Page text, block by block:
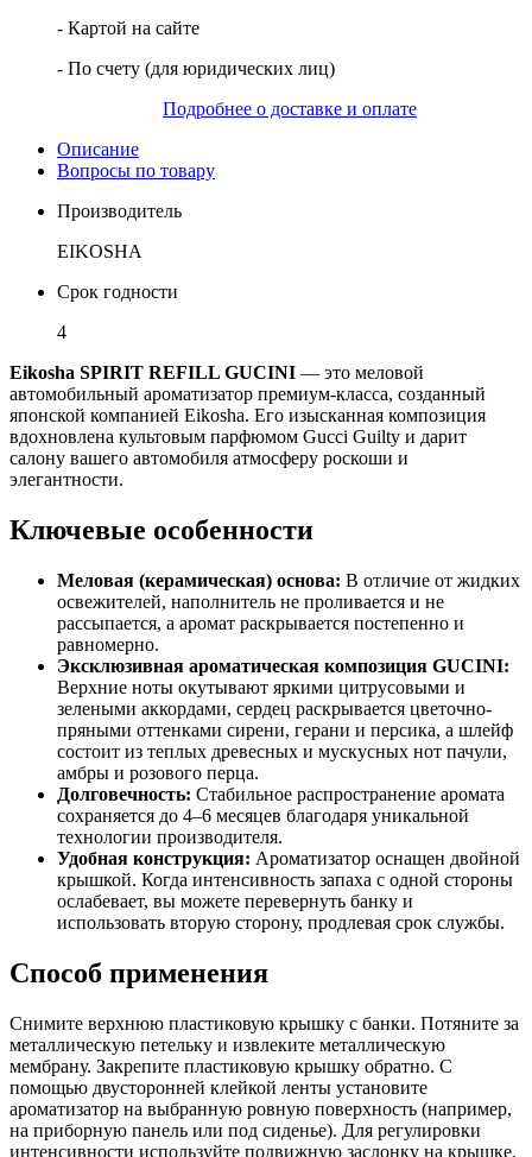
- Картой на сайте
- По счету (для юридических лиц)
Подробнее о доставке и оплате
Описание
Вопросы по товару
Производитель
EIKOSHA
Срок годности
4
Eikosha SPIRIT REFILL GUCINI — это меловой
автомобильный ароматизатор премиум-класса, созданный
японской компанией Eikosha. Его изысканная композиция
вдохновлена культовым парфюмом Gucci Guilty и дарит
салону вашего автомобиля атмосферу роскоши и
элегантности.
Ключевые особенности
Меловая (керамическая) основа: В отличие от жидких
освежителей, наполнитель не проливается и не
рассыпается, а аромат раскрывается постепенно и
равномерно.
Эксклюзивная ароматическая композиция GUCINI:
Верхние ноты окутывают яркими цитрусовыми и
зелеными аккордами, сердец раскрывается цветочно-
пряными оттенками сирени, герани и персика, а шлейф
состоит из теплых древесных и мускусных нот пачули,
амбры и розового перца.
Долговечность: Стабильное распространение аромата
сохраняется до 4–6 месяцев благодаря уникальной
технологии производителя.
Удобная конструкция: Ароматизатор оснащен двойной
крышкой. Когда интенсивность запаха с одной стороны
ослабевает, вы можете перевернуть банку и
использовать вторую сторону, продлевая срок службы.
Способ применения
Снимите верхнюю пластиковую крышку с банки. Потяните за
металлическую петельку и извлеките металлическую
мембрану. Закрепите пластиковую крышку обратно. С
помощью двусторонней клейкой ленты установите
ароматизатор на выбранную ровную поверхность (например,
на приборную панель или под сиденье). Для регулировки
интенсивности используйте подвижную заслонку на крышке.